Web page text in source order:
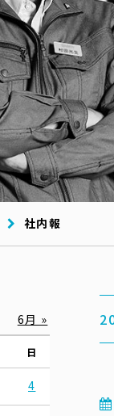
社内報
日
4
6月 »